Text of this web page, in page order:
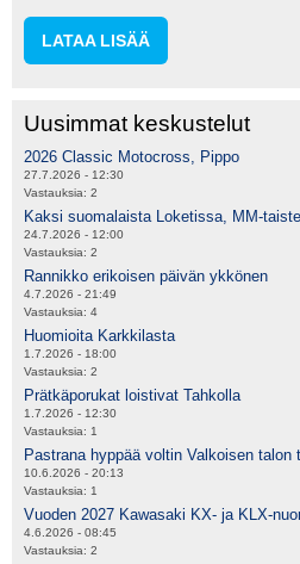
LATAA LISÄÄ
Uusimmat keskustelut
2026 Classic Motocross, Pippo
27.7.2026 - 12:30
Vastauksia: 2
Kaksi suomalaista Loketissa, MM-
24.7.2026 - 12:00
Vastauksia: 2
Rannikko erikoisen päivän ykkönen
4.7.2026 - 21:49
Vastauksia: 4
Huomioita Karkkilasta
1.7.2026 - 18:00
Vastauksia: 2
Prätkäporukat loistivat Tahkolla
1.7.2026 - 12:30
Vastauksia: 1
Pastrana hyppää voltin Valkoisen talon
10.6.2026 - 20:13
Vastauksia: 1
Vuoden 2027 Kawasaki KX- ja KLX-
4.6.2026 - 08:45
Vastauksia: 2